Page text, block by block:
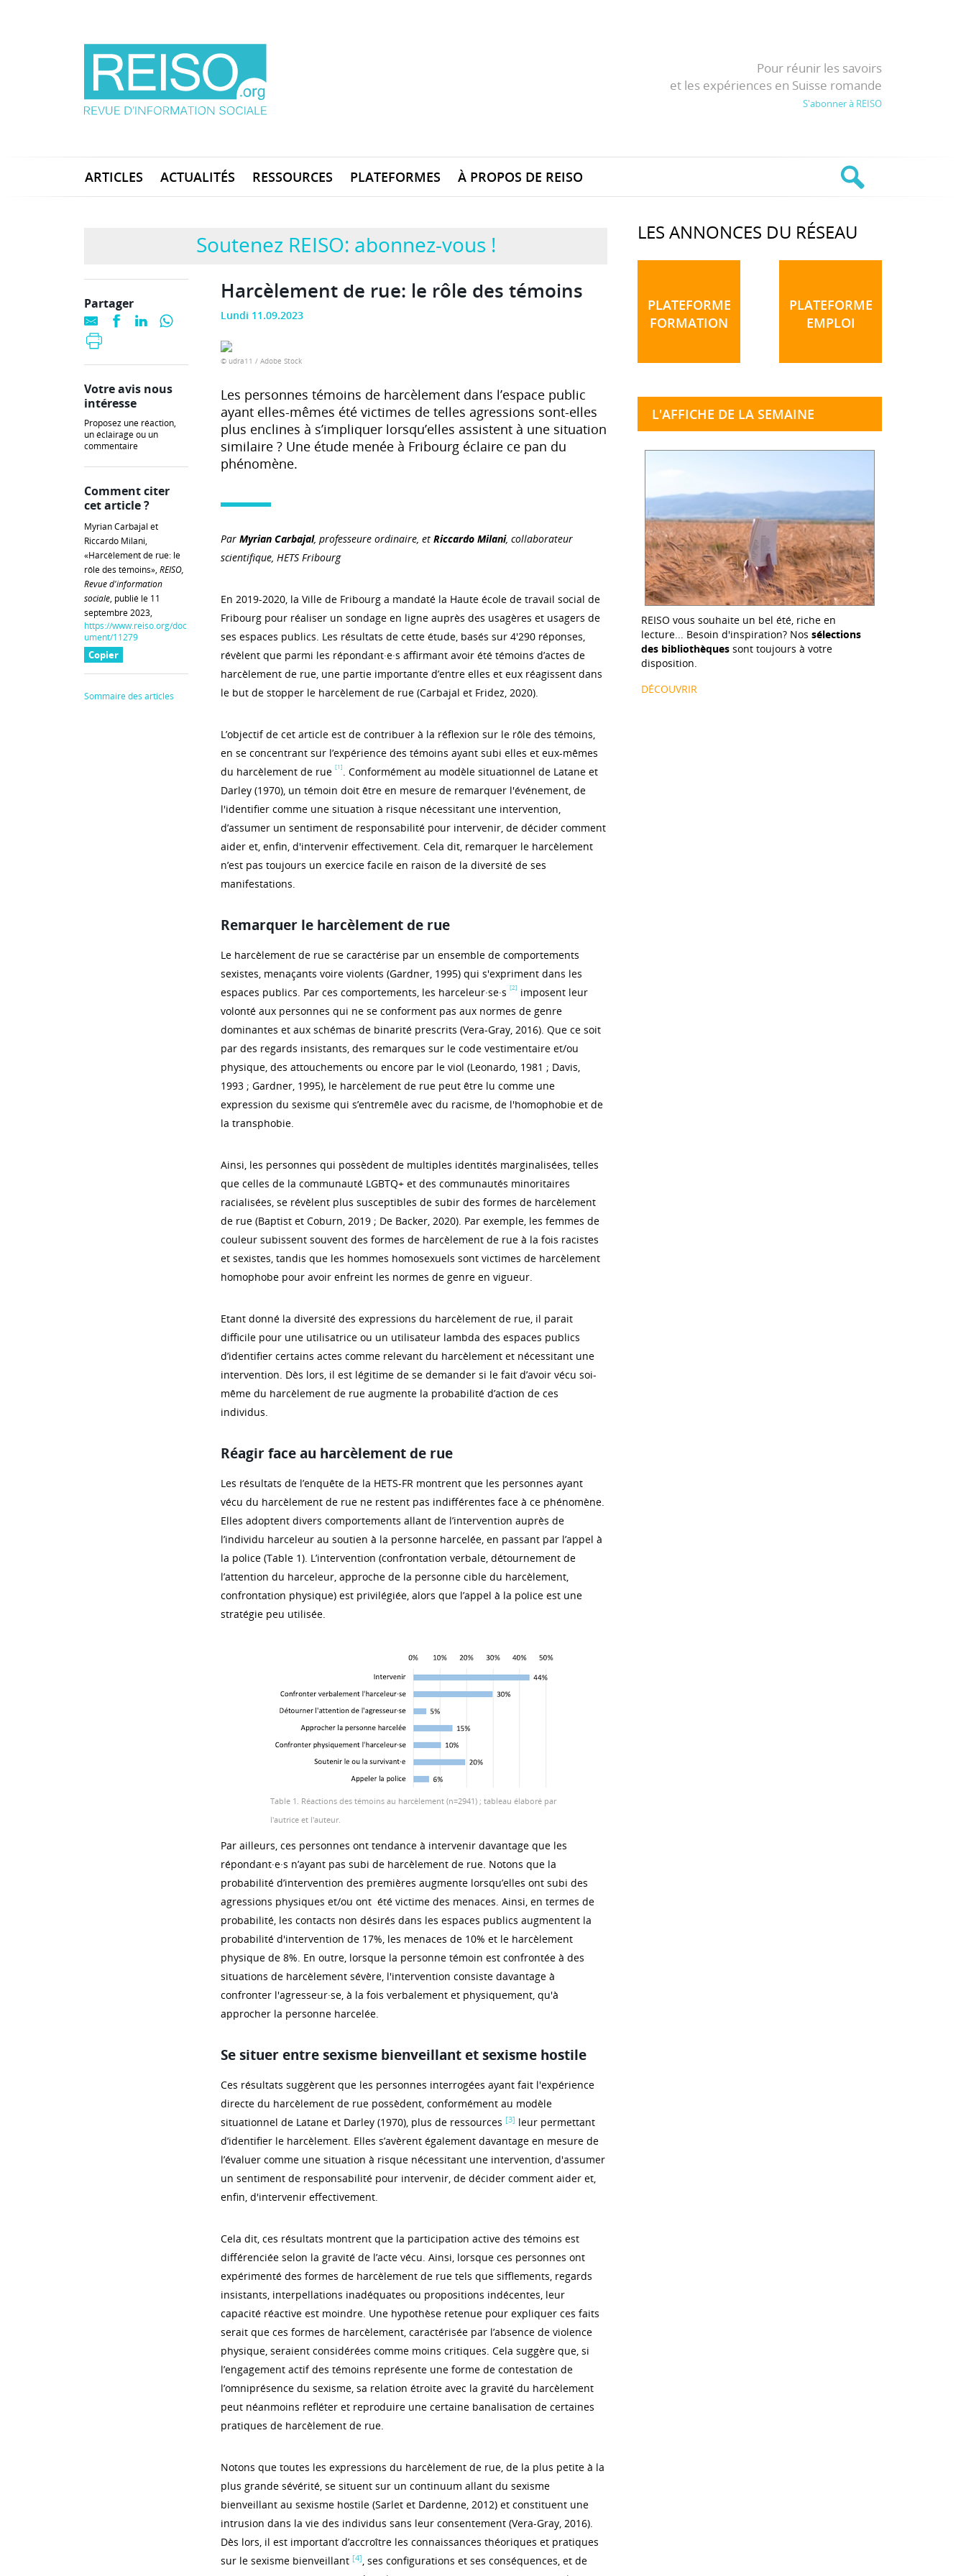
Pour réunir les savoirs
et les expériences en Suisse romande
S'abonner à REISO
ARTICLES ACTUALITÉS RESSOURCES PLATEFORMES À PROPOS DE REISO
Soutenez REISO: abonnez-vous !
Harcèlement de rue: le rôle des témoins
Lundi 11.09.2023
© udra11 / Adobe Stock
Les personnes témoins de harcèlement dans l’espace public
ayant elles-mêmes été victimes de telles agressions sont-elles
plus enclines à s’impliquer lorsqu’elles assistent à une situation
similaire ? Une étude menée à Fribourg éclaire ce pan du
phénomène.
Par Myrian Carbajal, professeure ordinaire, et Riccardo Milani, collaborateur
scientifique, HETS Fribourg
En 2019-2020, la Ville de Fribourg a mandaté la Haute école de travail social de
Fribourg pour réaliser un sondage en ligne auprès des usagères et usagers de
ses espaces publics. Les résultats de cette étude, basés sur 4'290 réponses,
révèlent que parmi les répondant·e·s affirmant avoir été témoins d’actes de
harcèlement de rue, une partie importante d’entre elles et eux réagissent dans
le but de stopper le harcèlement de rue (Carbajal et Fridez, 2020).
L’objectif de cet article est de contribuer à la réflexion sur le rôle des témoins,
en se concentrant sur l’expérience des témoins ayant subi elles et eux-mêmes
du harcèlement de rue [1] . Conformément au modèle situationnel de Latane et
Darley (1970), un témoin doit être en mesure de remarquer l'événement, de
l'identifier comme une situation à risque nécessitant une intervention,
d’assumer un sentiment de responsabilité pour intervenir, de décider comment
aider et, enfin, d'intervenir effectivement. Cela dit, remarquer le harcèlement
n’est pas toujours un exercice facile en raison de la diversité de ses
manifestations.
Remarquer le harcèlement de rue
Le harcèlement de rue se caractérise par un ensemble de comportements
sexistes, menaçants voire violents (Gardner, 1995) qui s'expriment dans les
espaces publics. Par ces comportements, les harceleur·se·s [2] imposent leur
volonté aux personnes qui ne se conforment pas aux normes de genre
dominantes et aux schémas de binarité prescrits (Vera-Gray, 2016). Que ce soit
par des regards insistants, des remarques sur le code vestimentaire et/ou
physique, des attouchements ou encore par le viol (Leonardo, 1981 ; Davis,
1993 ; Gardner, 1995), le harcèlement de rue peut être lu comme une
expression du sexisme qui s’entremêle avec du racisme, de l'homophobie et de
la transphobie.
Ainsi, les personnes qui possèdent de multiples identités marginalisées, telles
que celles de la communauté LGBTQ+ et des communautés minoritaires
racialisées, se révèlent plus susceptibles de subir des formes de harcèlement
de rue (Baptist et Coburn, 2019 ; De Backer, 2020). Par exemple, les femmes de
couleur subissent souvent des formes de harcèlement de rue à la fois racistes
et sexistes, tandis que les hommes homosexuels sont victimes de harcèlement
homophobe pour avoir enfreint les normes de genre en vigueur.
Etant donné la diversité des expressions du harcèlement de rue, il parait
difficile pour une utilisatrice ou un utilisateur lambda des espaces publics
d’identifier certains actes comme relevant du harcèlement et nécessitant une
intervention. Dès lors, il est légitime de se demander si le fait d’avoir vécu soi-
même du harcèlement de rue augmente la probabilité d’action de ces
individus.
Réagir face au harcèlement de rue
Les résultats de l’enquête de la HETS-FR montrent que les personnes ayant
vécu du harcèlement de rue ne restent pas indifférentes face à ce phénomène.
Elles adoptent divers comportements allant de l’intervention auprès de
l’individu harceleur au soutien à la personne harcelée, en passant par l’appel à
la police (Table 1). L’intervention (confrontation verbale, détournement de
l’attention du harceleur, approche de la personne cible du harcèlement,
confrontation physique) est privilégiée, alors que l’appel à la police est une
stratégie peu utilisée.
Table 1. Réactions des témoins au harcèlement (n=2941) ; tableau élaboré par
l'autrice et l'auteur.
Par ailleurs, ces personnes ont tendance à intervenir davantage que les
répondant·e·s n’ayant pas subi de harcèlement de rue. Notons que la
probabilité d’intervention des premières augmente lorsqu’elles ont subi des
agressions physiques et/ou ont été victime des menaces. Ainsi, en termes de
probabilité, les contacts non désirés dans les espaces publics augmentent la
probabilité d'intervention de 17%, les menaces de 10% et le harcèlement
physique de 8%. En outre, lorsque la personne témoin est confrontée à des
situations de harcèlement sévère, l'intervention consiste davantage à
confronter l'agresseur·se, à la fois verbalement et physiquement, qu'à
approcher la personne harcelée.
Se situer entre sexisme bienveillant et sexisme hostile
Ces résultats suggèrent que les personnes interrogées ayant fait l'expérience
directe du harcèlement de rue possèdent, conformément au modèle
situationnel de Latane et Darley (1970), plus de ressources [3] leur permettant
d’identifier le harcèlement. Elles s’avèrent également davantage en mesure de
l’évaluer comme une situation à risque nécessitant une intervention, d'assumer
un sentiment de responsabilité pour intervenir, de décider comment aider et,
enfin, d'intervenir effectivement.
Cela dit, ces résultats montrent que la participation active des témoins est
différenciée selon la gravité de l’acte vécu. Ainsi, lorsque ces personnes ont
expérimenté des formes de harcèlement de rue tels que sifflements, regards
insistants, interpellations inadéquates ou propositions indécentes, leur
capacité réactive est moindre. Une hypothèse retenue pour expliquer ces faits
serait que ces formes de harcèlement, caractérisée par l’absence de violence
physique, seraient considérées comme moins critiques. Cela suggère que, si
l’engagement actif des témoins représente une forme de contestation de
l’omniprésence du sexisme, sa relation étroite avec la gravité du harcèlement
peut néanmoins refléter et reproduire une certaine banalisation de certaines
pratiques de harcèlement de rue.
Notons que toutes les expressions du harcèlement de rue, de la plus petite à la
plus grande sévérité, se situent sur un continuum allant du sexisme
bienveillant au sexisme hostile (Sarlet et Dardenne, 2012) et constituent une
intrusion dans la vie des individus sans leur consentement (Vera-Gray, 2016).
Dès lors, il est important d’accroître les connaissances théoriques et pratiques
sur le sexisme bienveillant [4], ses configurations et ses conséquences, et de
Partager
Votre avis nous
intéresse
Proposez une réaction,
un éclairage ou un
commentaire
Comment citer
cet article ?
Myrian Carbajal et
Riccardo Milani,
«Harcèlement de rue: le
rôle des témoins», REISO,
Revue d'information
sociale, publié le 11
septembre 2023,
https://www.reiso.org/doc
ument/11279
Copier
Sommaire des articles
LES ANNONCES DU RÉSEAU
PLATEFORME
FORMATION
PLATEFORME
EMPLOI
L'AFFICHE DE LA SEMAINE
REISO vous souhaite un bel été, riche en
lecture... Besoin d'inspiration? Nos sélections
des bibliothèques sont toujours à votre
disposition.
DÉCOUVRIR